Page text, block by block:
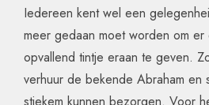
Iedereen kent wel een
meer gedaan moet worden om
opvallend tintje eraan te geven.
verhuur de bekende Abraham en